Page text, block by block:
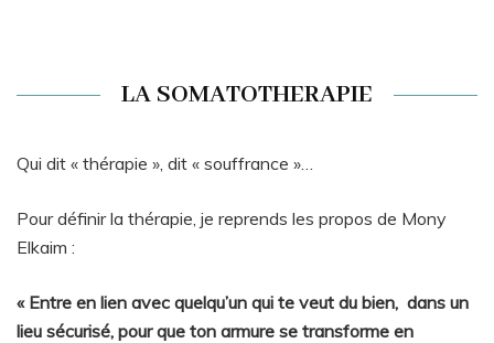
LA SOMATOTHERAPIE
Qui dit « thérapie », dit « souffrance »…
Pour définir la thérapie, je reprends les propos de Mony
Elkaim :
« Entre en lien avec quelqu’un qui te veut du bien, dans un
lieu sécurisé, pour que ton armure se transforme en